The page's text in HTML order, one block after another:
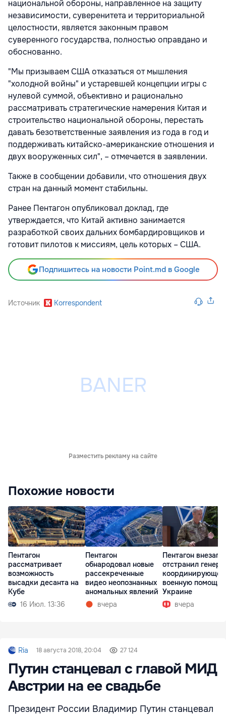
национальной обороны, направленное на защиту
независимости, суверенитета и территориальной
целостности, является законным правом
суверенного государства, полностью оправдано и
обоснованно.
"Мы призываем США отказаться от мышления
"холодной войны" и устаревшей концепции игры с
нулевой суммой, объективно и рационально
рассматривать стратегические намерения Китая и
строительство национальной обороны, перестать
давать безответственные заявления из года в год и
поддерживать китайско-американские отношения и
двух вооруженных сил", – отмечается в заявлении.
Также в сообщении добавили, что отношения двух
стран на данный момент стабильны.
Ранее Пентагон опубликовал доклад, где
утверждается, что Китай активно занимается
разработкой своих дальних бомбардировщиков и
готовит пилотов к миссиям, цель которых – США.
Подпишитесь на новости Point.md в Google
Источник Korrespondent
Разместить рекламу на сайте
Похожие новости
Пентагон
рассматривает
возможность
высадки десанта на
Кубе
16 Июл. 13:36
Пентагон
обнародовал новые
рассекреченные
видео неопознанных
аномальных явлений
вчера
Пентагон
отстранил
военную помощь
Украине
вчера
Ria 18 августа 2018, 20:04 27 124
Путин станцевал с главой МИД
Австрии на ее свадьбе
Президент России Владимир Путин станцевал